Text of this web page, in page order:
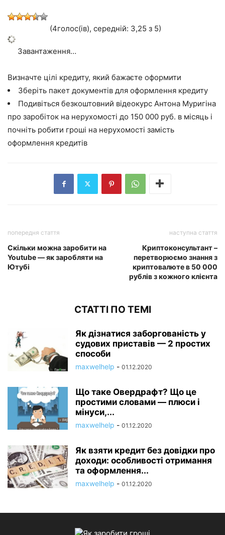
(4голос(ів), середній: 3,25 з 5)
Завантаження…
Визначте цілі кредиту, який бажаєте оформити
Зберіть пакет документів для оформлення кредиту
Подивіться безкоштовний відеокурс Антона Муригіна
про заробіток на нерухомості до 150 000 руб. в місяць і
почніть робити гроші на нерухомості замість
оформлення кредитів
попередня стаття
Скільки можна заробити на
Youtube — як заробляти на
Ютубі
наступна стаття
Криптоконсультант –
перетворюємо знання з
криптовалюте в 50 000
рублів з кожного клієнта
СТАТТІ ПО ТЕМІ
Як дізнатися заборгованість у
судових приставів — 2 простих
способи
maxwelhelp - 01.12.2020
Що таке Овердрафт? Що це
простими словами — плюси і
мінуси,...
maxwelhelp - 01.12.2020
Як взяти кредит без довідки про
доходи: особливості отримання
та оформлення...
maxwelhelp - 01.12.2020